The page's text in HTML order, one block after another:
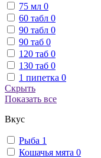
75 мл 0
60 табл 0
90 табл 0
90 таб 0
120 таб 0
130 таб 0
1 пипетка 0
Скрыть
Показать все
Вкус
Рыба 1
Кошачья мята 0